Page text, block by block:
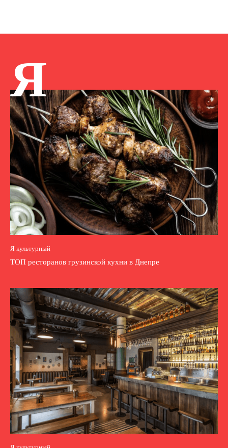
Я
Я культурный
ТОП ресторанов грузинской кухни в Днепре